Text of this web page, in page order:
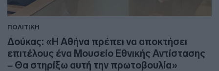
ΠΟΛΙΤΙΚΗ
Δούκας: «Η Αθήνα πρέπει να αποκτήσει
επιτέλους ένα Μουσείο Εθνικής Αντίστασης
– Θα στηρίξω αυτή την πρωτοβουλία»